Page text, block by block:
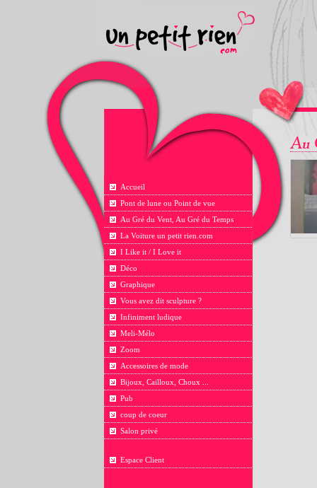
Accueil
Pont de lune ou Point de vue
Au Gré du Vent, Au Gré du Temps
La Voiture un petit rien.com
I Like it / I Love it
Déco
Graphique
Vous avez dit sculpture ?
Infiniment ludique
Meli-Mélo
Zoom
Accessoires de mode
Bijoux, Cailloux, Choux ...
Pub
coup de coeur
Salon privé
Espace Client